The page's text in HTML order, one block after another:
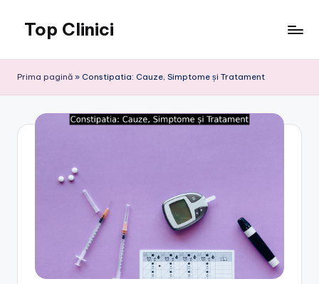
content
Top Clinici
Prima pagină » Constipatia: Cauze, Simptome și Tratament